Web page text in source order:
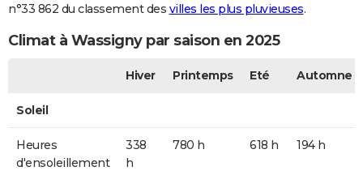
n°33 862 du classement des villes les plus pluvieuses.
Climat à Wassigny par saison en 2025
Hiver Printemps Eté Automne
Soleil
Heures
d'ensoleillement
338
h
780 h 618 h 194 h